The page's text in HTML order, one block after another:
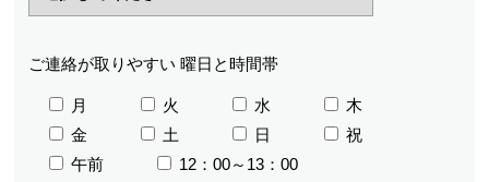
ご連絡が取りやすい 曜日と時間帯
月 火 水
木
金
土 日
祝
午前
12：00～13：00